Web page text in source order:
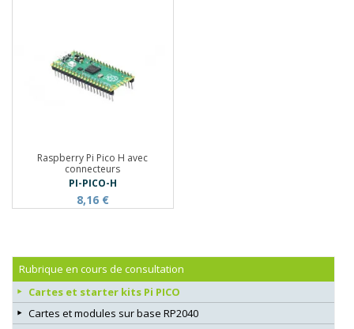
Raspberry Pi Pico H avec
connecteurs
PI-PICO-H
8,16 €
Rubrique en cours de consultation
Cartes et starter kits Pi PICO
Cartes et modules sur base RP2040